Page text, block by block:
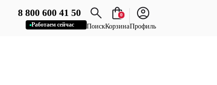
8 800 600 41 50
Работаем сейчас Поиск
0
КорзинаПрофиль